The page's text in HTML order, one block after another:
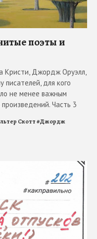
поэты и
Кристи, Джордж Оруэлл,
для кого
не менее важным
Часть 3
Скотт#Джордж